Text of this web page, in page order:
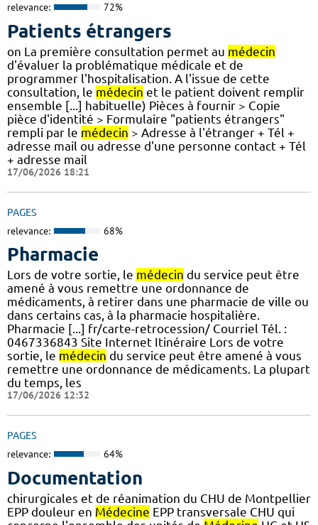
relevance: 72%
Patients étrangers
on La première consultation permet au médecin
d'évaluer la problématique médicale et de
programmer l'hospitalisation. A l'issue de cette
consultation, le médecin et le patient doivent remplir
ensemble [...] habituelle) Pièces à fournir > Copie
pièce d'identité > Formulaire "patients étrangers"
rempli par le médecin > Adresse à l'étranger + Tél +
adresse mail ou adresse d'une personne contact + Tél
+ adresse mail
17/06/2026 18:21
PAGES
relevance: 68%
Pharmacie
Lors de votre sortie, le médecin du service peut être
amené à vous remettre une ordonnance de
médicaments, à retirer dans une pharmacie de ville ou
dans certains cas, à la pharmacie hospitalière.
Pharmacie [...] fr/carte-retrocession/ Courriel Tél. :
0467336843 Site Internet Itinéraire Lors de votre
sortie, le médecin du service peut être amené à vous
remettre une ordonnance de médicaments. La plupart
du temps, les
17/06/2026 12:32
PAGES
relevance: 64%
Documentation
chirurgicales et de réanimation du CHU de Montpellier
EPP douleur en Médecine EPP transversale CHU qui